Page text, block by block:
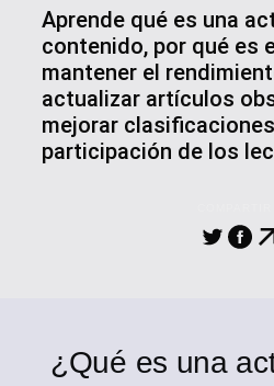
Aprende qué es una
contenido, por qué es
mantener el
actualizar artículos
mejorar
participación de los
¿Qué es una